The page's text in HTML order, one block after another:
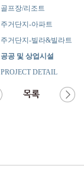
골프장/리조트
주거단지-아파트
주거단지-빌라&빌라트
공공 및 상업시설
PROJECT DETAIL